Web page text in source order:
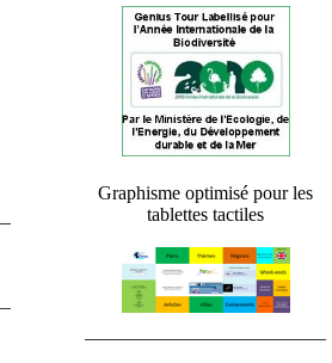
Graphisme optimisé pour les
tablettes tactiles